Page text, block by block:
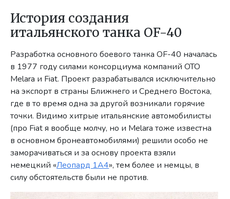
История создания
итальянского танка OF-40
Разработка основного боевого танка OF-40 началась
в 1977 году силами консорциума компаний OTO
Melara и Fiat. Проект разрабатывался исключительно
на экспорт в страны Ближнего и Среднего Востока,
где в то время одна за другой возникали горячие
точки. Видимо хитрые итальянские автомобилисты
(про Fiat я вообще молчу, но и Melara тоже известна
в основном бронеавтомобилями) решили особо не
заморачиваться и за основу проекта взяли
немецкий «Леопард 1А4», тем более и немцы, в
силу обстоятельств были не против.